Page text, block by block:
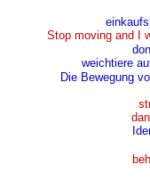
Stop moving and I
weichtiere
Die Bewegung